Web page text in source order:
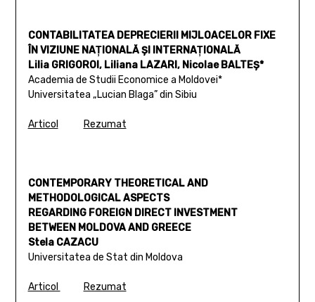
CONTABILITATEA DEPRECIERII MIJLOACELOR FIXE
ÎN VIZIUNE NAŢIONALĂ ŞI INTERNAŢIONALĂ
Lilia GRIGOROI, Liliana LAZARI, Nicolae BALTEŞ*
Academia de Studii Economice a Moldovei*
Universitatea „Lucian Blaga” din Sibiu
Articol Rezumat
CONTEMPORARY THEORETICAL AND
METHODOLOGICAL ASPECTS
REGARDING FOREIGN DIRECT INVESTMENT
BETWEEN MOLDOVA AND GREECE
Stela CAZACU
Universitatea de Stat din Moldova
Articol Rezumat